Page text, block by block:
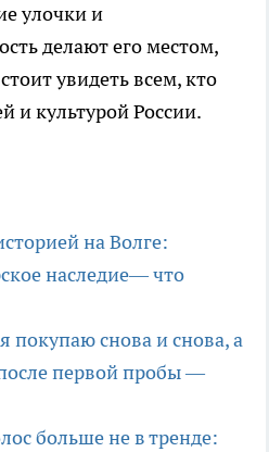
улочки и
делают его местом,
увидеть всем, кто
и культурой России.
на Волге:
наследие— что
покупаю снова и снова, а
первой пробы —
больше не в тренде: